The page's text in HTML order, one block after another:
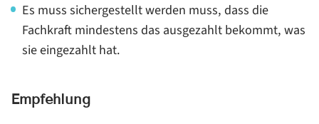
Es muss sichergestellt werden muss, dass die
Fachkraft mindestens das ausgezahlt bekommt, was
sie eingezahlt hat.
Empfehlung